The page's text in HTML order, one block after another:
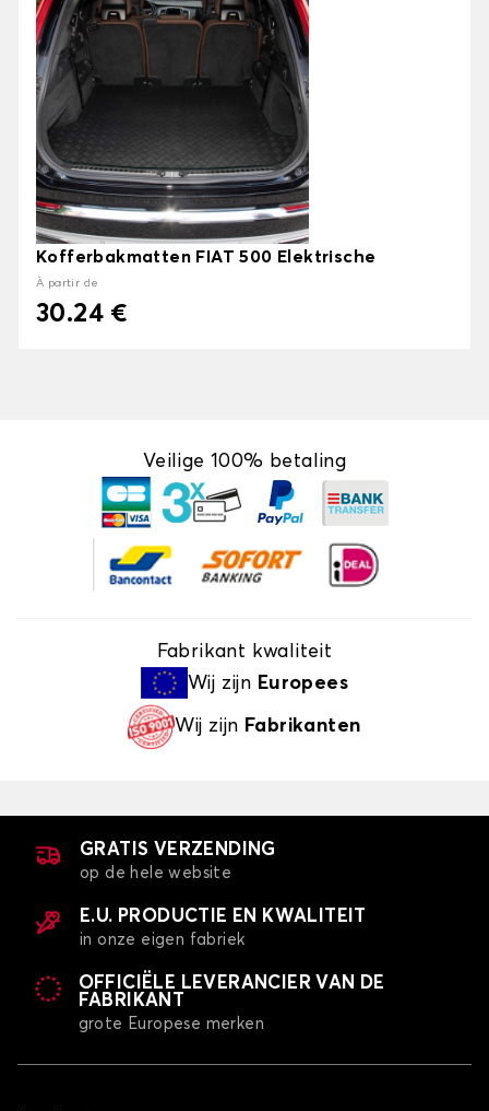
Kofferbakmatten FIAT 500 Elektrische
À partir de
30.24 €
Veilige 100% betaling
Fabrikant kwaliteit
Wij zijn Europees
Wij zijn Fabrikanten
GRATIS VERZENDING
op de hele website
E.U. PRODUCTIE EN KWALITEIT
in onze eigen fabriek
OFFICIËLE LEVERANCIER VAN DE
FABRIKANT
grote Europese merken